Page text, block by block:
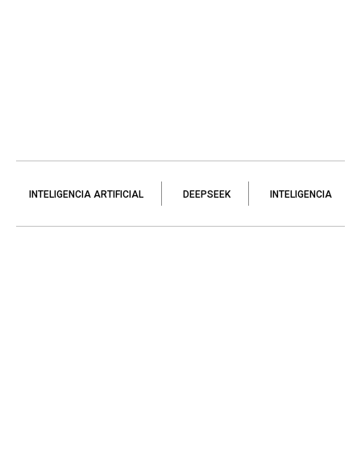
INTELIGENCIA ARTIFICIAL DEEPSEEK INTELIGENCIA